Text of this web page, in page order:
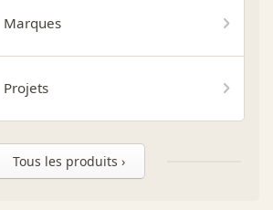
Marques
Projets
Tous les produits ›